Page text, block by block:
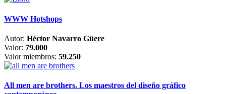
WWW Hotshops
Autor: Héctor Navarro Güere
Valor: 79.000
Valor miembros: 59.250
All men are brothers. Los maestros del diseño gráfico